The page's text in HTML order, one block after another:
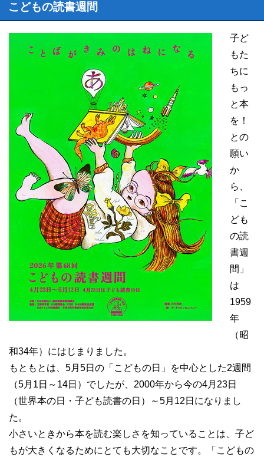
こどもの読書週間
子ど
もた
ちに
もっ
と本
を！
との
願い
か
ら、
「こ
ども
の読
書週
間」
は
1959
年
（昭
和34年）にはじまりました。
もともとは、5月5日の「こどもの日」を中心とした2週間
（5月1日～14日）でしたが、2000年から今の4月23日
（世界本の日・子ども読書の日）～5月12日になりまし
た。
小さいときから本を読む楽しさを知っていることは、子ど
もが大きくなるためにとても大切なことです。「こどもの